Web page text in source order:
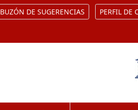
BUZÓN DE SUGERENCIAS PERFIL DE